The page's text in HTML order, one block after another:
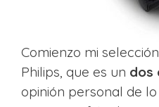
Comienzo mi
Philips, que es un dos
opinión personal de